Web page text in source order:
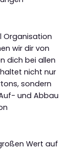
Organisation
wir dir von
dich bei allen
nicht nur
sondern
und Abbau
Wert auf